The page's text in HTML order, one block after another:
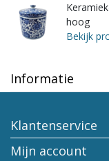
hoog
Bekijk
Informatie
Klantenservice
Mijn account